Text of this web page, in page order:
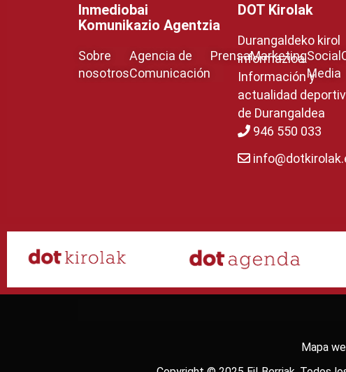
Inmediobai
Komunikazio Agentzia
Sobre
nosotros
Agencia de
Comunicación
PrensaMarketingSocial
Media
DOT Kirolak
Durangaldeko kirol
informazioa.
Información y
actualidad
de Durangaldea
946 550 033
Mapa